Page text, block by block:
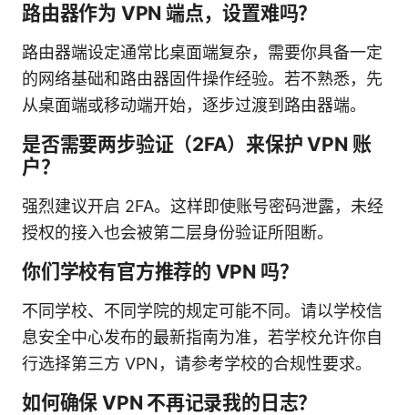
路由器作为 VPN 端点，设置难吗？
路由器端设定通常比桌面端复杂，需要你具备一定
的网络基础和路由器固件操作经验。若不熟悉，先
从桌面端或移动端开始，逐步过渡到路由器端。
是否需要两步验证（2FA）来保护 VPN 账
户？
强烈建议开启 2FA。这样即使账号密码泄露，未经
授权的接入也会被第二层身份验证所阻断。
你们学校有官方推荐的 VPN 吗？
不同学校、不同学院的规定可能不同。请以学校信
息安全中心发布的最新指南为准，若学校允许你自
行选择第三方 VPN，请参考学校的合规性要求。
如何确保 VPN 不再记录我的日志？